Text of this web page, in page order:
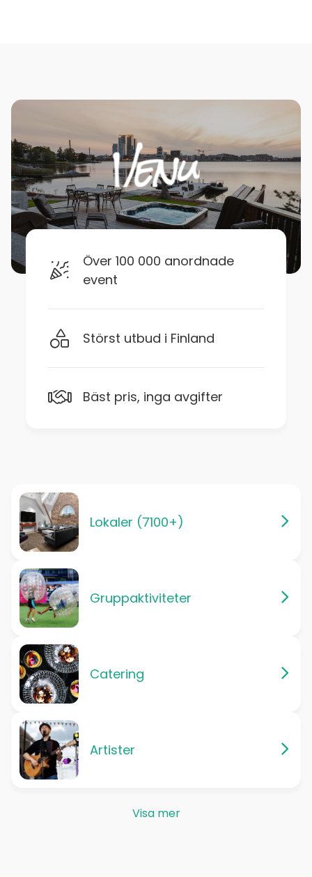
Över 100 000 anordnade
event
Störst utbud i Finland
Bäst pris, inga avgifter
Lokaler (7100+)
Gruppaktiviteter
Catering
Artister
Visa mer